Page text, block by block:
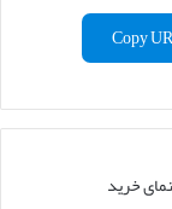
Copy